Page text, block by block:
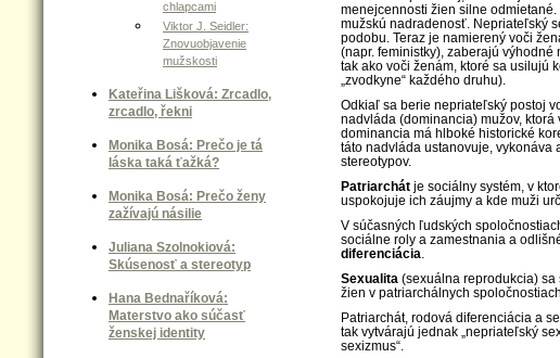
chlapcami
Viktor J. Seidler:
Znovuobjavenie
mužskosti
Kateřina Lišková: Zrcadlo,
zrcadlo, řekni
Monika Bosá: Prečo je tá
láska taká ťažká?
Monika Bosá: Prečo ženy
zažívajú násilie
Juliana Szolnokiová:
Skúsenosť a stereotyp
Hana Bednaříková:
Materstvo ako súčasť
ženskej identity
menejcennosti žien silne
mužskú nadradenosť. Nepriateľský
podobu. Teraz je namierený voči
(napr. feministky), zaberajú výhodné
tak ako voči ženám, ktoré sa usilujú
„zvodkyne“ každého druhu).
Odkiaľ sa berie nepriateľský postoj
nadvláda (dominancia) mužov,
dominancia má hlboké historické
táto nadvláda ustanovuje, vykonáva
stereotypov.
Patriarchát je sociálny systém, v
uspokojuje ich záujmy a kde muži
V súčasných ľudských
sociálne roly a zamestnania a
diferenciácia
Sexualita (sexuálna reprodukcia)
žien v patriarchálnych
Patriarchát, rodová diferenciácia a
tak vytvárajú jednak „nepriateľský
sexizmus“.